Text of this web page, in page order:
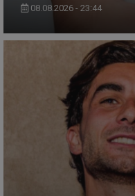
08.08.2026 - 23:44